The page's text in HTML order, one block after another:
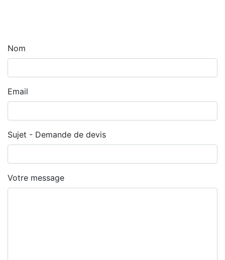
Nom
Email
Sujet - Demande de devis
Votre message